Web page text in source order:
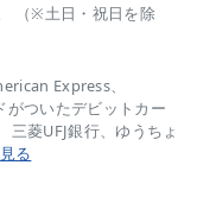
（※土日・祝日を除
Express、
がついたデビットカー
三菱UFJ銀行、ゆうちょ
る